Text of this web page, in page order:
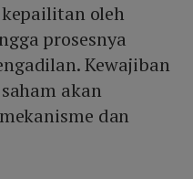
oleh
prosesnya
Kewajiban
akan
dan